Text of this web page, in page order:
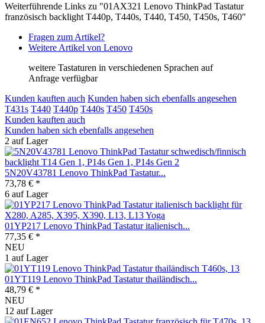
Weiterführende Links zu "01AX321 Lenovo ThinkPad Tastatur
französisch backlight T440p, T440s, T440, T450, T450s, T460"
Fragen zum Artikel?
Weitere Artikel von Lenovo
weitere Tastaturen in verschiedenen Sprachen auf
Anfrage verfügbar
Kunden kauften auch Kunden haben sich ebenfalls angesehen
T431s T440 T440p T440s T450 T450s
Kunden kauften auch
Kunden haben sich ebenfalls angesehen
2 auf Lager
5N20V43781 Lenovo ThinkPad Tastatur...
73,78 € *
6 auf Lager
01YP217 Lenovo ThinkPad Tastatur italienisch...
77,35 € *
NEU
1 auf Lager
01YT119 Lenovo ThinkPad Tastatur thailändisch...
48,79 € *
NEU
12 auf Lager